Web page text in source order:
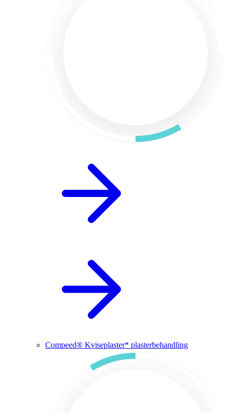
Compeed® Kviseplaster* plasterbehandling